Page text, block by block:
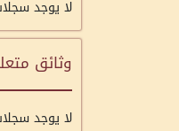
لا يوجد
وثائق
لا يوجد